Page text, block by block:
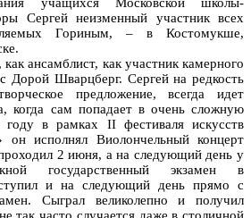
Сергей неизменный участник всех
Гориным, – в Костомукше,
ансамблист, как участник камерного
Дорой Шварцберг. Сергей на редкость
предложение, всегда идет
когда сам попадает в очень сложную
в рамках II фестиваля искусств
он исполнял Виолончельный концерт
2 июня, а на следующий день у
государственный экзамен в
и на следующий день прямо с
Сыграл великолепно и получил